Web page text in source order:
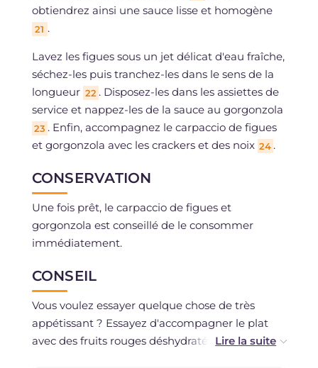
obtiendrez ainsi une sauce lisse et homogène
21 .
Lavez les figues sous un jet délicat d'eau fraîche,
séchez-les puis tranchez-les dans le sens de la
longueur 22 . Disposez-les dans les assiettes de
service et nappez-les de la sauce au gorgonzola
23 . Enfin, accompagnez le carpaccio de figues
et gorgonzola avec les crackers et des noix 24 .
CONSERVATION
Une fois prêt, le carpaccio de figues et
gorgonzola est conseillé de le consommer
immédiatement.
CONSEIL
Vous voulez essayer quelque chose de très
appétissant ? Essayez d'accompagner le plat
avec des fruits rouges déshydratés, comme par